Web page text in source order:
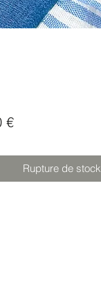
€Prix
Rupture de stock